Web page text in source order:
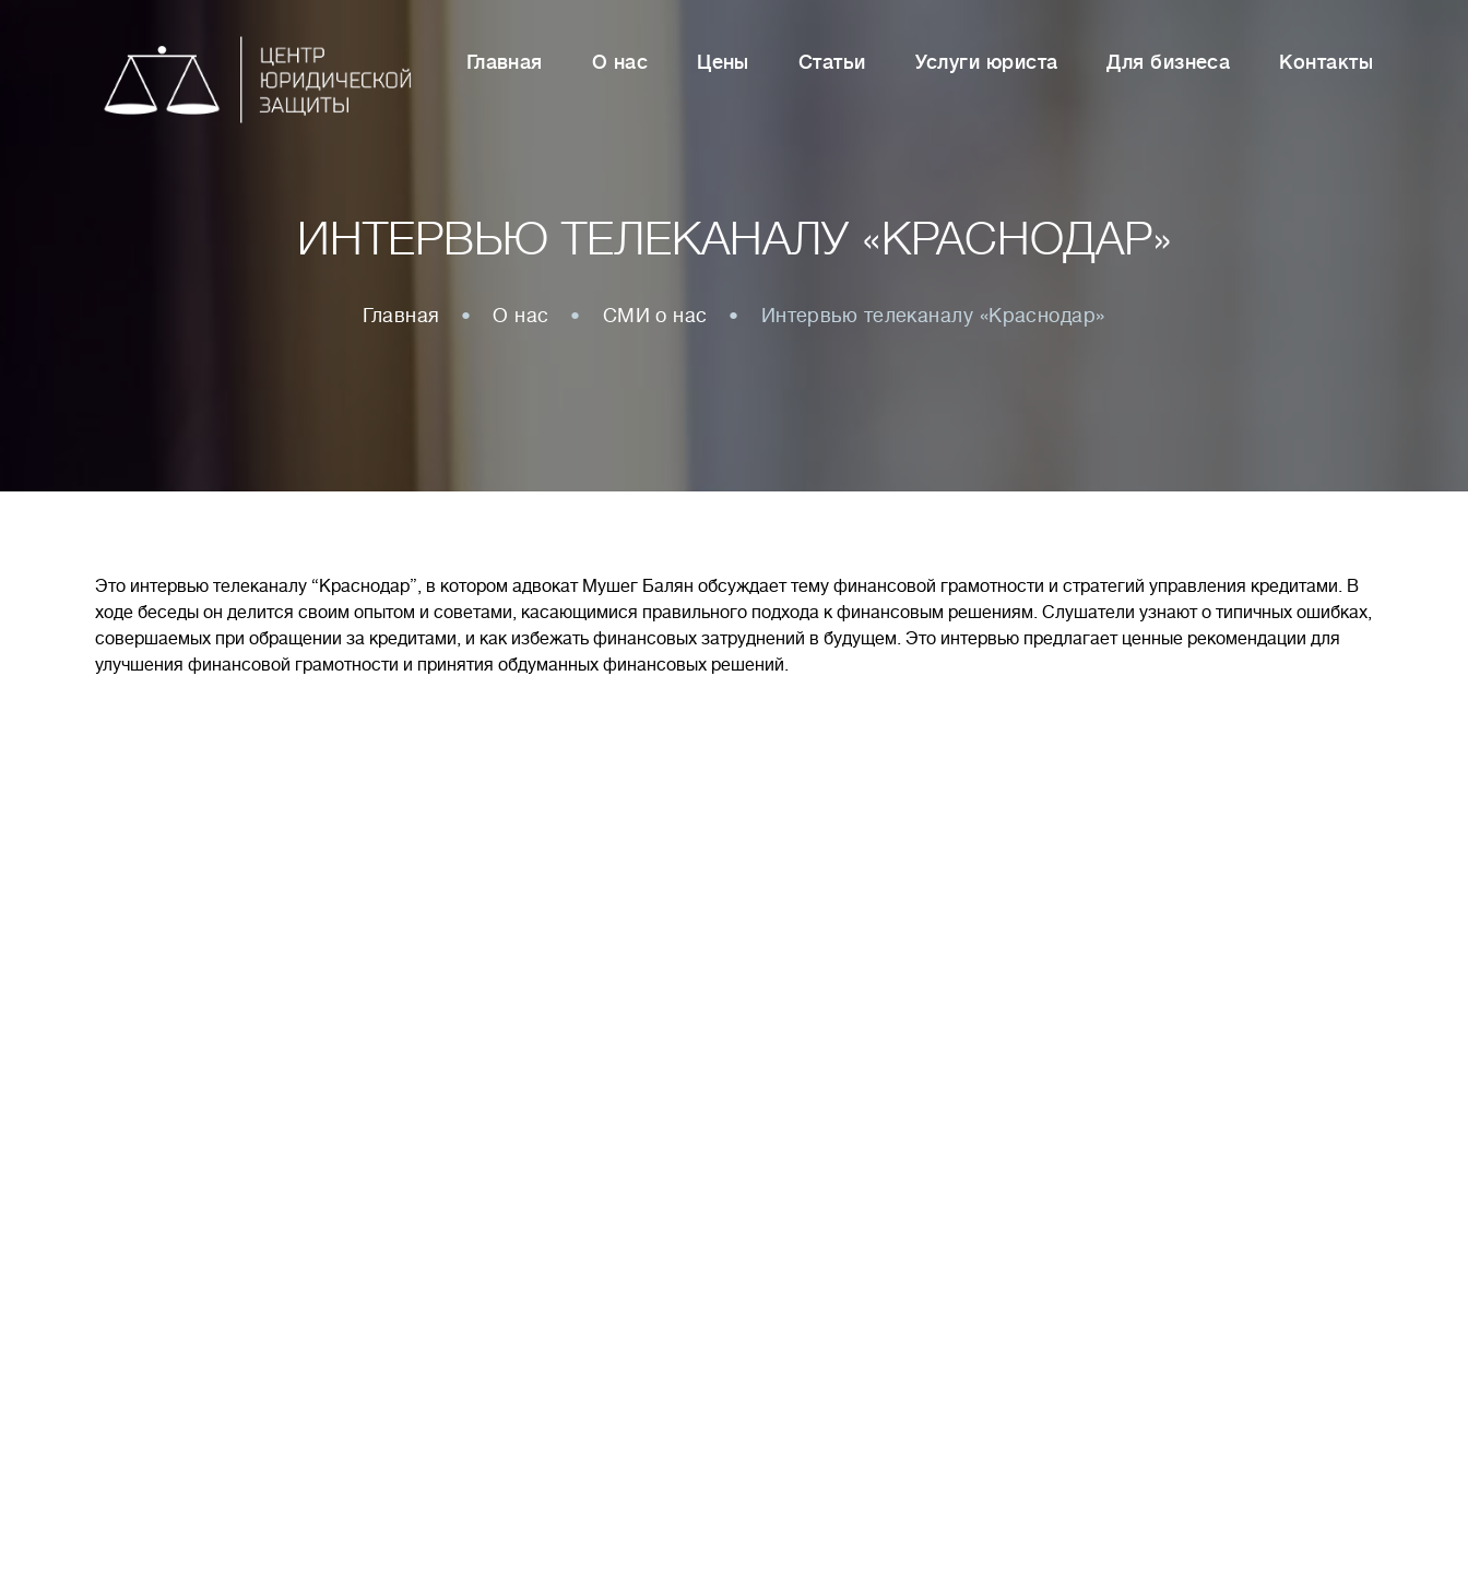
Главная О нас Цены Статьи Услуги юриста Для бизнеса Контакты
ИНТЕРВЬЮ ТЕЛЕКАНАЛУ «КРАСНОДАР»
Главная О нас СМИ о нас Интервью телеканалу «Краснодар»
Это интервью телеканалу “Краснодар”, в котором адвокат Мушег Балян обсуждает тему финансовой грамотности и стратегий управления кредитами. В
ходе беседы он делится своим опытом и советами, касающимися правильного подхода к финансовым решениям. Слушатели узнают о типичных ошибках,
совершаемых при обращении за кредитами, и как избежать финансовых затруднений в будущем. Это интервью предлагает ценные рекомендации для
улучшения финансовой грамотности и принятия обдуманных финансовых решений.